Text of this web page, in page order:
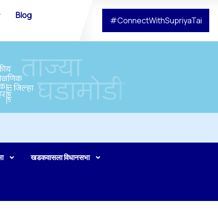
Blog
#ConnectWithSupriyaTai
खडकवासला विधानसभा